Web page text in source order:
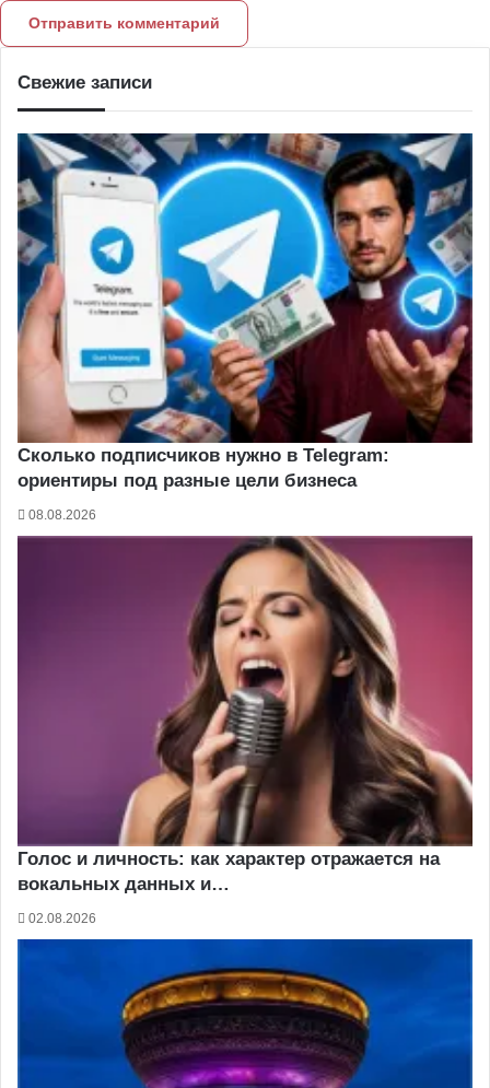
Свежие записи
Сколько подписчиков нужно в Telegram:
ориентиры под разные цели бизнеса
08.08.2026
Голос и личность: как характер отражается на
вокальных данных и…
02.08.2026